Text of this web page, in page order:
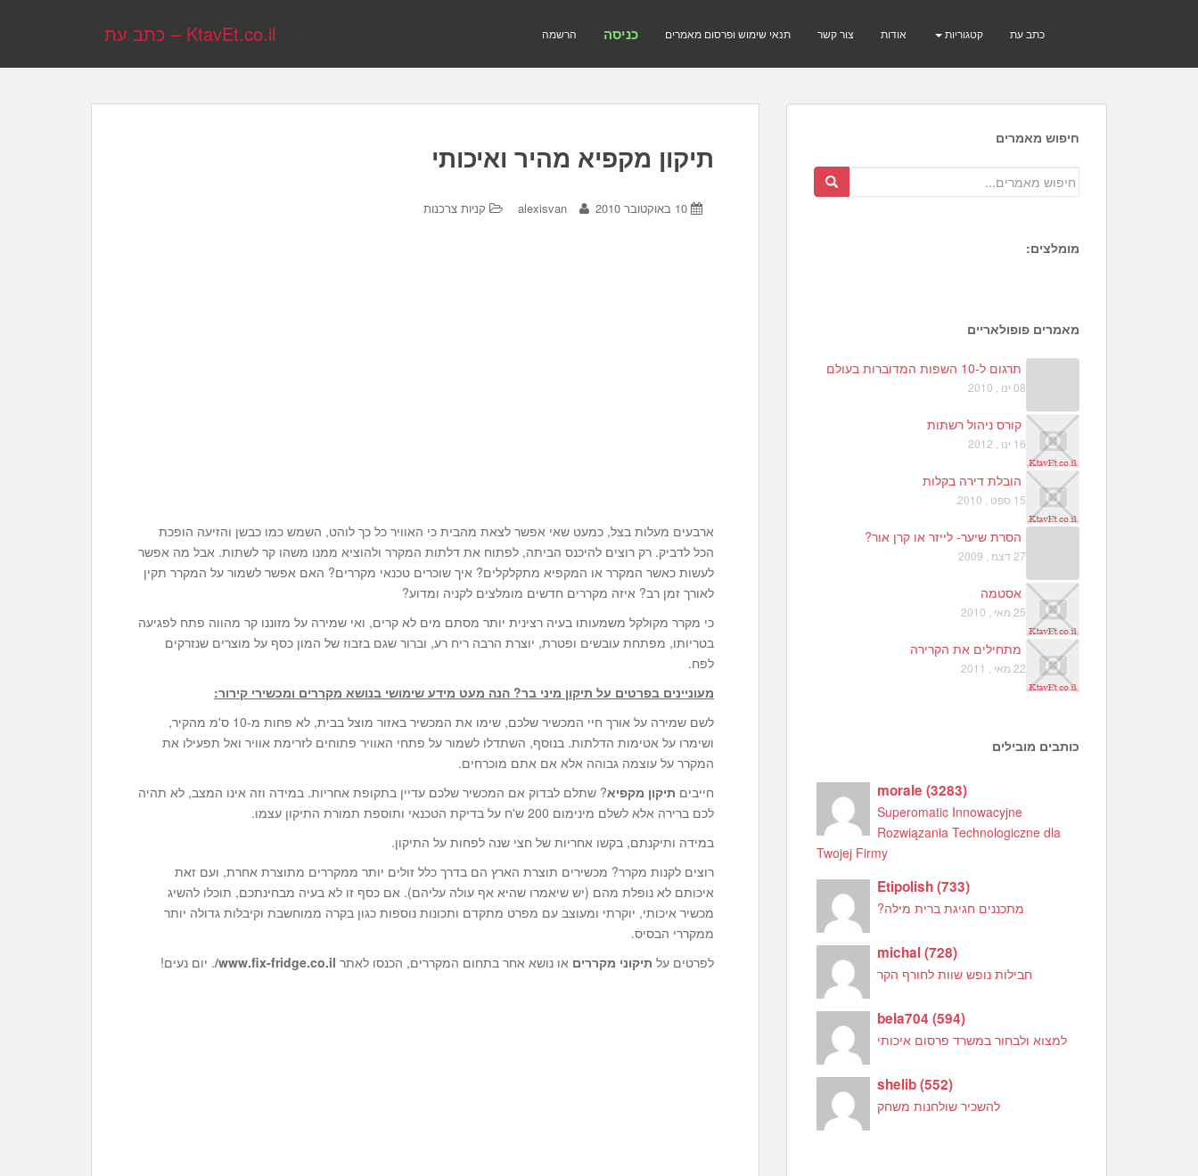
KtavEt.co.il – כתב עת הרשמה כניסה תנאי שימוש ופרסום מאמרים צור קשר אודות קטגוריות כתב עת
תיקון מקפיא מהיר ואיכותי
10 באוקטובר 2010 alexisvan קניות צרכנות
ארבעים מעלות בצל, כמעט שאי אפשר לצאת מהבית כי האוויר כל כך לוהט, השמש כמו כבשן והזיעה הופכת
הכל לדביק. רק רוצים להיכנס הביתה, לפתוח את דלתות המקרר ולהוציא ממנו משהו קר לשתות. אבל מה אפשר
לעשות כאשר המקרר או המקפיא מתקלקלים? איך שוכרים טכנאי מקררים? האם אפשר לשמור על המקרר תקין
לאורך זמן רב? איזה מקררים חדשים מומלצים לקניה ומדוע?
כי מקרר מקולקל משמעותו בעיה רצינית יותר מסתם מים לא קרים, ואי שמירה על מזוננו קר מהווה פתח לפגיעה
בטריותו, מפתחת עובשים ופטרת, יוצרת הרבה ריח רע, וברור שגם בזבוז של המון כסף על מוצרים שנזרקים
לפח.
מעוניינים בפרטים על תיקון מיני בר? הנה מעט מידע שימושי בנושא מקררים ומכשירי קירור:
לשם שמירה על אורך חיי המכשיר שלכם, שימו את המכשיר באזור מוצל בבית, לא פחות מ-10 ס'מ מהקיר,
ושימרו על אטימות הדלתות. בנוסף, השתדלו לשמור על פתחי האוויר פתוחים לזרימת אוויר ואל תפעילו את
המקרר על עוצמה גבוהה אלא אם אתם מוכרחים.
חייבים תיקון מקפיא? שתלם לבדוק אם המכשיר שלכם עדיין בתקופת אחריות. במידה וזה אינו המצב, לא תהיה
לכם ברירה אלא לשלם מינימום 200 ש'ח על בדיקת הטכנאי ותוספת תמורת התיקון עצמו.
במידה ותיקנתם, בקשו אחריות של חצי שנה לפחות על התיקון.
רוצים לקנות מקרר? מכשירים תוצרת הארץ הם בדרך כלל זולים יותר ממקררים מתוצרת אחרת, ועם זאת
איכותם לא נופלת מהם (יש שיאמרו שהיא אף עולה עליהם). אם כסף זו לא בעיה מבחינתכם, תוכלו להשיג
מכשיר איכותי, יוקרתי ומעוצב עם מפרט מתקדם ותכונות נוספות כגון בקרה ממוחשבת וקיבלות גדולה יותר
ממקררי הבסיס.
לפרטים על תיקוני מקררים או נושא אחר בתחום המקררים, הכנסו לאתר www.fix-fridge.co.il/ . יום נעים!
חיפוש מאמרים
מומלצים:
מאמרים פופולאריים
תרגום ל-10 השפות המדוברות בעולם
08 ינו , 2010
קורס ניהול רשתות
16 ינו , 2012
הובלת דירה בקלות
15 ספט , 2010
הסרת שיער- לייזר או קרן אור?
27 דצמ , 2009
אסטמה
25 מאי , 2010
מתחילים את הקרירה
22 מאי , 2011
כותבים מובילים
morale(3283)
Superomatic Innowacyjne
Rozwiązania Technologiczne dla
Twojej Firmy
Etipolish(733)
מתכננים חגיגת ברית מילה?
michal(728)
חבילות נופש שוות לחורף הקר
bela704(594)
למצוא ולבחור במשרד פרסום איכותי
shelib(552)
להשכיר שולחנות משחק